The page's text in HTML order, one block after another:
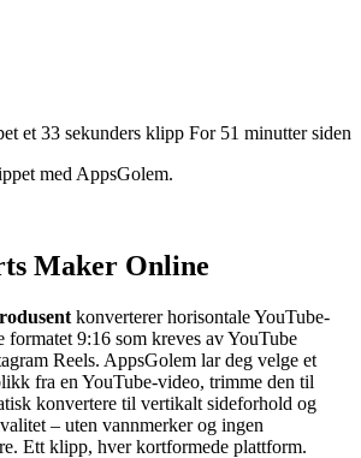
et 33 sekunders klipp For 51 minutter siden
med AppsGolem.
Maker Online
konverterer horisontale YouTube-
9:16 som kreves av YouTube
Reels. AppsGolem lar deg velge et
fra en YouTube-video, trimme den til
konvertere til vertikalt sideforhold og
– uten vannmerker og ingen
Ett klipp, hver kortformede plattform.